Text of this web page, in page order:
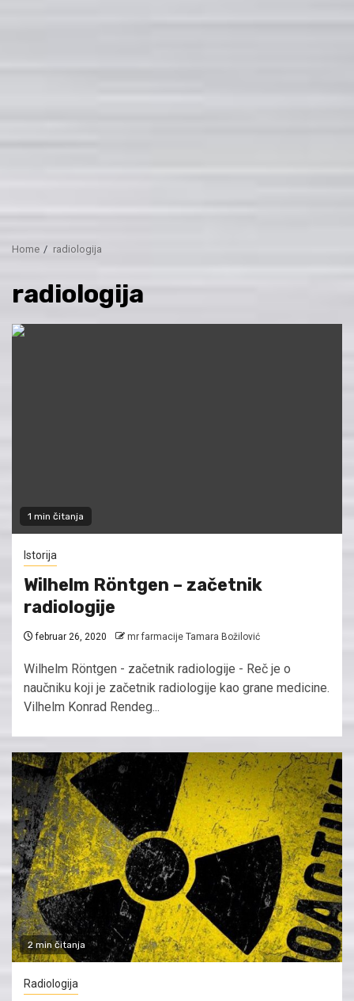
Home radiologija
radiologija
1 min čitanja
Istorija
Wilhelm Röntgen – začetnik
radiologije
februar 26, 2020 mr farmacije Tamara Božilović
Wilhelm Röntgen - začetnik radiologije - Reč je o
naučniku koji je začetnik radiologije kao grane medicine.
Vilhelm Konrad Rendeg...
2 min čitanja
Radiologija